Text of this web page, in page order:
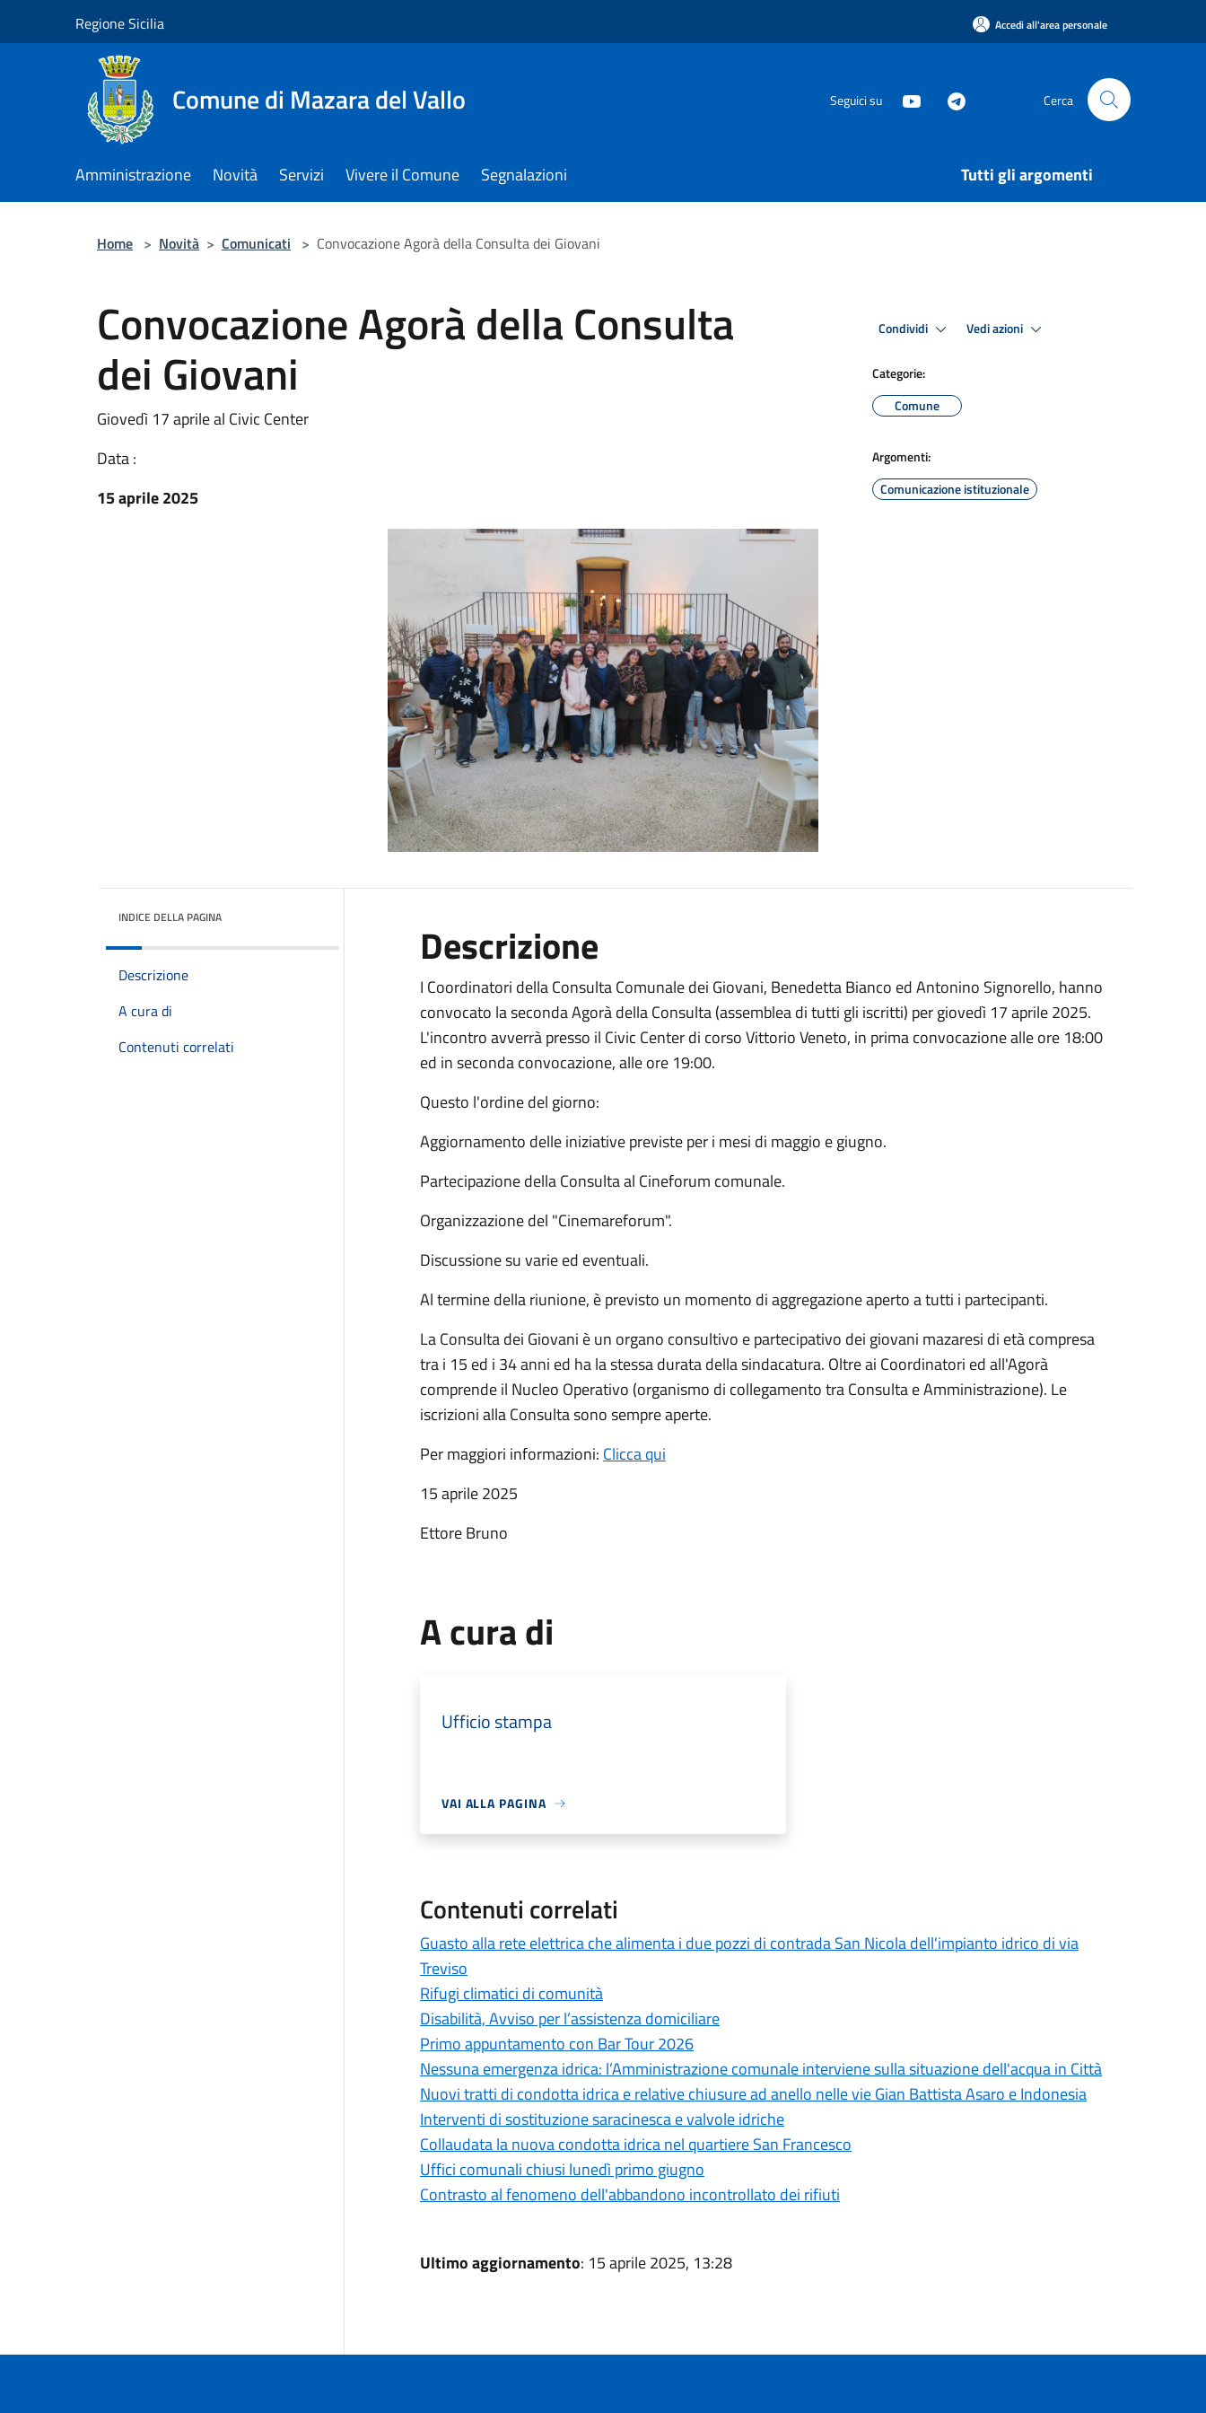
Regione Sicilia Accedi all'area personale
Comune di Mazara del Vallo Seguici su Cerca
Amministrazione Novità Servizi Vivere il Comune Segnalazioni Tutti gli argomenti
Home > Novità > Comunicati > Convocazione Agorà della Consulta dei Giovani
Convocazione Agorà della Consulta
dei Giovani
Giovedì 17 aprile al Civic Center
Data :
15 aprile 2025
Condividi Vedi azioni
Categorie:
Comune
Argomenti:
Comunicazione istituzionale
INDICE DELLA PAGINA
Descrizione
A cura di
Contenuti correlati
Descrizione
I Coordinatori della Consulta Comunale dei Giovani, Benedetta Bianco ed Antonino Signorello, hanno
convocato la seconda Agorà della Consulta (assemblea di tutti gli iscritti) per giovedì 17 aprile 2025.
L'incontro avverrà presso il Civic Center di corso Vittorio Veneto, in prima convocazione alle ore 18:00
ed in seconda convocazione, alle ore 19:00.
Questo l'ordine del giorno:
Aggiornamento delle iniziative previste per i mesi di maggio e giugno.
Partecipazione della Consulta al Cineforum comunale.
Organizzazione del "Cinemareforum".
Discussione su varie ed eventuali.
Al termine della riunione, è previsto un momento di aggregazione aperto a tutti i partecipanti.
La Consulta dei Giovani è un organo consultivo e partecipativo dei giovani mazaresi di età compresa
tra i 15 ed i 34 anni ed ha la stessa durata della sindacatura. Oltre ai Coordinatori ed all'Agorà
comprende il Nucleo Operativo (organismo di collegamento tra Consulta e Amministrazione). Le
iscrizioni alla Consulta sono sempre aperte.
Per maggiori informazioni: Clicca qui
15 aprile 2025
Ettore Bruno
A cura di
Ufficio stampa
VAI ALLA PAGINA
Contenuti correlati
Guasto alla rete elettrica che alimenta i due pozzi di contrada San Nicola dell'impianto idrico di via
Treviso
Rifugi climatici di comunità
Disabilità, Avviso per l’assistenza domiciliare
Primo appuntamento con Bar Tour 2026
Nessuna emergenza idrica: l’Amministrazione comunale interviene sulla situazione dell'acqua in Città
Nuovi tratti di condotta idrica e relative chiusure ad anello nelle vie Gian Battista Asaro e Indonesia
Interventi di sostituzione saracinesca e valvole idriche
Collaudata la nuova condotta idrica nel quartiere San Francesco
Uffici comunali chiusi lunedì primo giugno
Contrasto al fenomeno dell'abbandono incontrollato dei rifiuti
Ultimo aggiornamento: 15 aprile 2025, 13:28